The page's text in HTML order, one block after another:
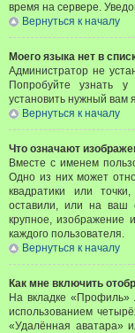
время на сервере.
Вернуться к началу
Моего языка нет в
Администратор не
Попробуйте узнать
установить нужный вам
Вернуться к началу
Что означают
Вместе с именем
Одно из них может
квадратики или
оставили, или на ваш
крупное, изображение
каждого пользователя.
Вернуться к началу
Как мне включить
На вкладке «Профиль»
использованием
«Удалённая аватара»